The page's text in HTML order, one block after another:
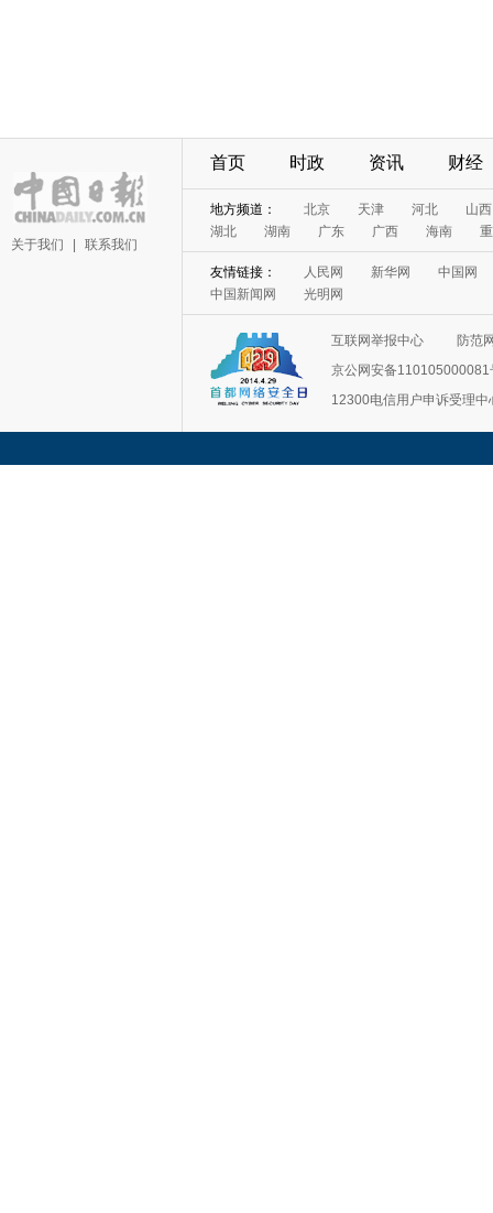
关于我们 联系我们
首页 时政 资讯 财经
地方频道： 北京 天津 河北
山西
湖北
湖南 广东 广西 海南
友情链接： 人民网 新华网
中国网
中国新闻网
光明网
互联网举报中心
防范
京公网安备110105000081
12300电信用户申诉受理中